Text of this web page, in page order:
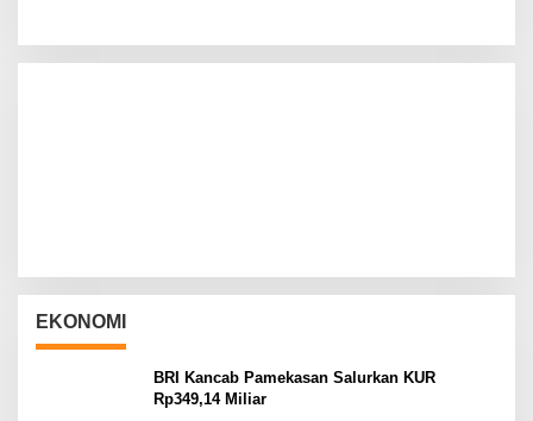
EKONOMI
BRI Kancab Pamekasan Salurkan KUR
Rp349,14 Miliar